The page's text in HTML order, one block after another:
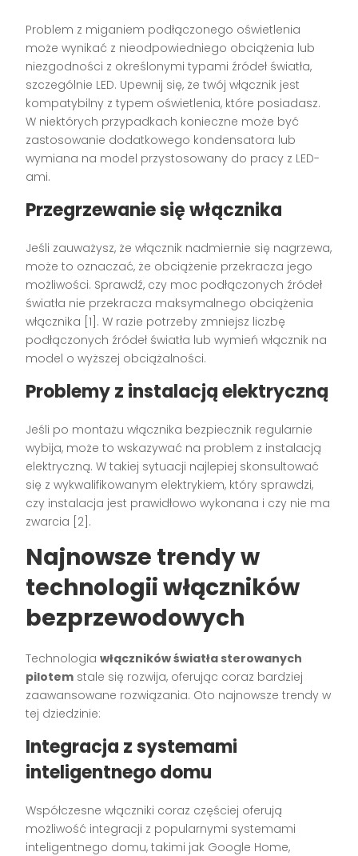
Problem z miganiem podłączonego oświetlenia
może wynikać z nieodpowiedniego obciążenia lub
niezgodności z określonymi typami źródeł światła,
szczególnie LED. Upewnij się, że twój włącznik jest
kompatybilny z typem oświetlenia, które posiadasz.
W niektórych przypadkach konieczne może być
zastosowanie dodatkowego kondensatora lub
wymiana na model przystosowany do pracy z LED-
ami.
Przegrzewanie się włącznika
Jeśli zauważysz, że włącznik nadmiernie się nagrzewa,
może to oznaczać, że obciążenie przekracza jego
możliwości. Sprawdź, czy moc podłączonych źródeł
światła nie przekracza maksymalnego obciążenia
włącznika [1]. W razie potrzeby zmniejsz liczbę
podłączonych źródeł światła lub wymień włącznik na
model o wyższej obciążalności.
Problemy z instalacją elektryczną
Jeśli po montażu włącznika bezpiecznik regularnie
wybija, może to wskazywać na problem z instalacją
elektryczną. W takiej sytuacji najlepiej skonsultować
się z wykwalifikowanym elektrykiem, który sprawdzi,
czy instalacja jest prawidłowo wykonana i czy nie ma
zwarcia [2].
Najnowsze trendy w
technologii włączników
bezprzewodowych
Technologiawłączników światła sterowanych
pilotem stale się rozwija, oferując coraz bardziej
zaawansowane rozwiązania. Oto najnowsze trendy w
tej dziedzinie:
Integracja z systemami
inteligentnego domu
Współczesne włączniki coraz częściej oferują
możliwość integracji z popularnymi systemami
inteligentnego domu, takimi jak Google Home,